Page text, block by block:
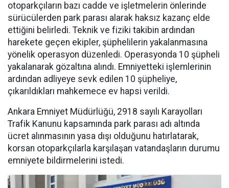
otoparkçıların bazı cadde ve işletmelerin önlerinde
sürücülerden park parası alarak haksız kazanç elde
ettiğini belirledi. Teknik ve fiziki takibin ardından
harekete geçen ekipler, şüphelilerin yakalanmasına
yönelik operasyon düzenledi. Operasyonda 10 şüpheli
yakalanarak gözaltına alındı. Emniyetteki işlemlerinin
ardından adliyeye sevk edilen 10 şüpheliye,
çıkarıldıkları mahkemece ev hapsi verildi.
Ankara Emniyet Müdürlüğü, 2918 sayılı Karayolları
Trafik Kanunu kapsamında park parası adı altında
ücret alınmasının yasa dışı olduğunu hatırlatarak,
korsan otoparkçılarla karşılaşan vatandaşların durumu
emniyete bildirmelerini istedi.